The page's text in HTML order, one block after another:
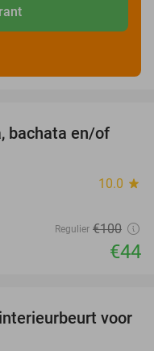
56%
bachata en/of
10.0 star
Regulier €100
€44
53%
voor